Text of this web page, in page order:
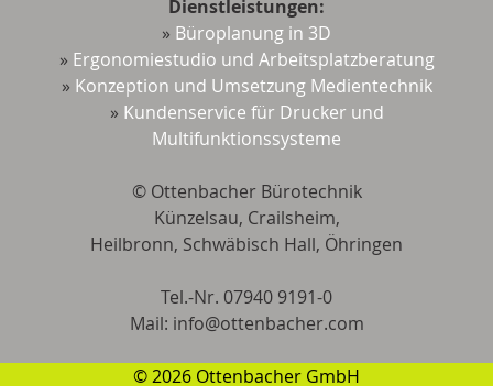
Dienstleistungen:
» Büroplanung in 3D
» Ergonomiestudio und Arbeitsplatzberatung
» Konzeption und Umsetzung Medientechnik
» Kundenservice für Drucker und
Multifunktionssysteme
© Ottenbacher Bürotechnik
Künzelsau, Crailsheim,
Heilbronn, Schwäbisch Hall, Öhringen
Tel.-Nr. 07940 9191-0
Mail: ​​​​​​info@ottenbacher.com
© 2026 Ottenbacher GmbH